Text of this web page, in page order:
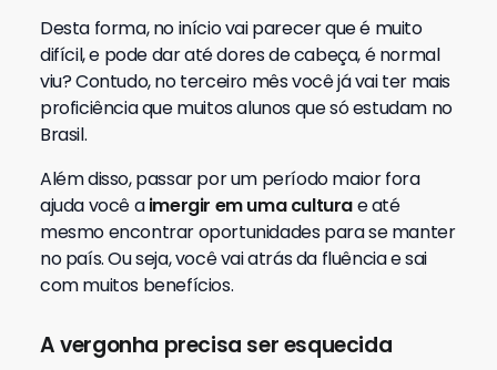
Desta forma, no início vai parecer que é muito
difícil, e pode dar até dores de cabeça, é normal
viu? Contudo, no terceiro mês você já vai ter mais
proficiência que muitos alunos que só estudam no
Brasil.
Além disso, passar por um período maior fora
ajuda você aimergir em uma culturae até
mesmo encontrar oportunidades para se manter
no país. Ou seja, você vai atrás da fluência e sai
com muitos benefícios.
A vergonha precisa ser esquecida